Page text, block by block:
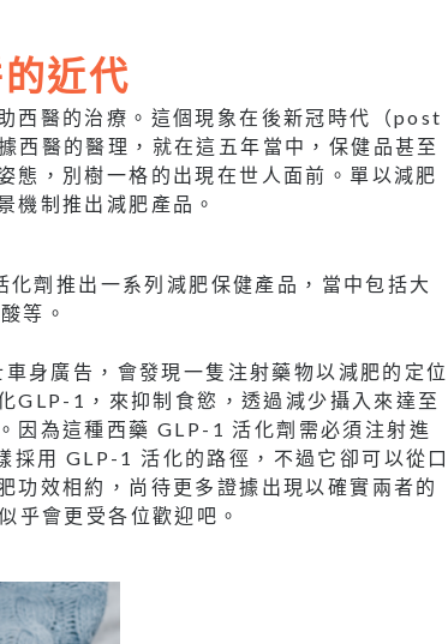
近代
西醫的治療。這個現象在後新冠時代（post
醫的醫理，就在這五年當中，保健品甚至
態，別樹一格的出現在世人面前。單以減肥
機制推出減肥產品。
劑推出一系列減肥保健產品，當中包括大
等。
身廣告，會發現一隻注射藥物以減肥的定位
GLP-1，來抑制食慾，透過減少攝入來達至
因為這種西藥 GLP-1 活化劑需必須注射進
採用 GLP-1 活化的路徑，不過它卻可以從口
功效相約，尚待更多證據出現以確實兩者的
會更受各位歡迎吧。